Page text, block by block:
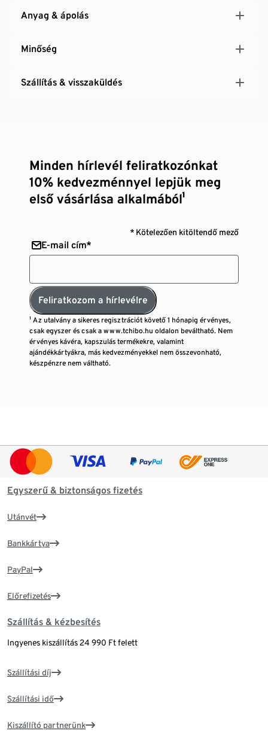
Anyag & ápolás
Minőség
Szállítás & visszaküldés
Minden hírlevél feliratkozónkat
10% kedvezménnyel lepjük meg
első vásárlása alkalmából¹
* Kötelezően kitöltendő mező
E-mail cím*
Feliratkozom a hírlevélre
¹ Az utalvány a sikeres regisztrációt követő 1 hónapig érvényes,
csak egyszer és csak a www.tchibo.hu oldalon beváltható. Nem
érvényes kávéra, kapszulás termékekre, valamint
ajándékkártyákra, más kedvezményekkel nem összevonható,
készpénzre nem váltható.
Egyszerű & biztonságos fizetés
Utánvét
Bankkártya
PayPal
Előrefizetés
Szállítás & kézbesítés
Ingyenes kiszállítás 24 990 Ft felett
Szállítási díj
Szállítási idő
Kiszállító partnerünk